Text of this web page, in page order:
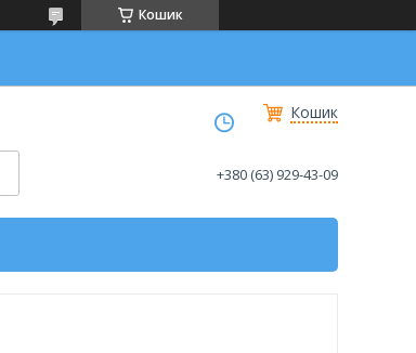
Кошик
Кошик
+380 (63) 929-43-09